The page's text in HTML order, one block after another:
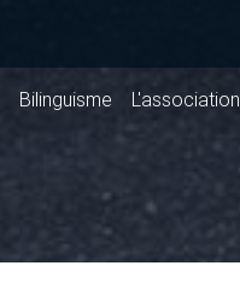
Bilinguisme L'association